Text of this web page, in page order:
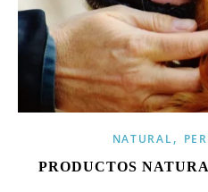
NATURAL,
PRODUCTOS